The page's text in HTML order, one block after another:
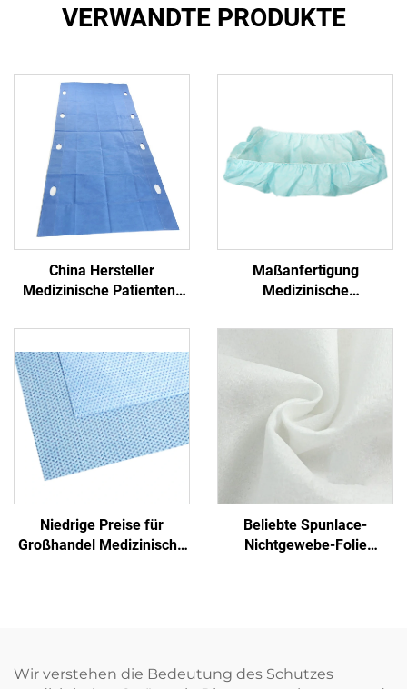
VERWANDTE PRODUKTE
China Hersteller
Medizinische Patienten-
Transfer-Blatt mit Griff
Maßanfertigung
Medizinische
PP+PE Einmalbetttücher
Einmalblaues
Krankenhaus
Einmalbetttuch
Niedrige Preise für
Großhandel Medizinische
Beliebte Spunlace-
Nichtgewebe-Folie
Wir verstehen die Bedeutung des Schutzes